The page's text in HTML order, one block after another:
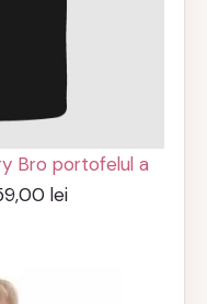
Bro portofelul a
lei